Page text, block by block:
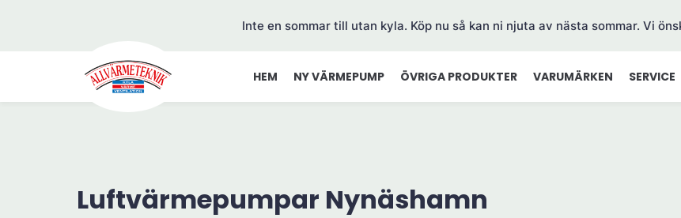
Inte en sommar till utan kyla. Köp nu så kan ni njuta av nästa sommar. Vi
HEM NY VÄRMEPUMP ÖVRIGA PRODUKTER VARUMÄRKEN SERVICE
Luftvärmepumpar Nynäshamn